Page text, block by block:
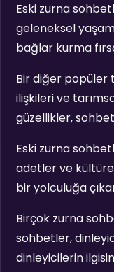
Eski zurna
geleneksel
bağlar kurma
Bir diğer popüler
ilişkileri ve
güzellikler,
Eski zurna
adetler ve
bir yolculuğa
Birçok zurna
sohbetler,
dinleyicilerin